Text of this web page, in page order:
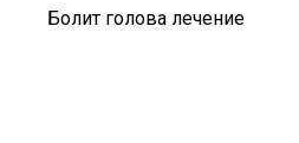
Болит голова лечение